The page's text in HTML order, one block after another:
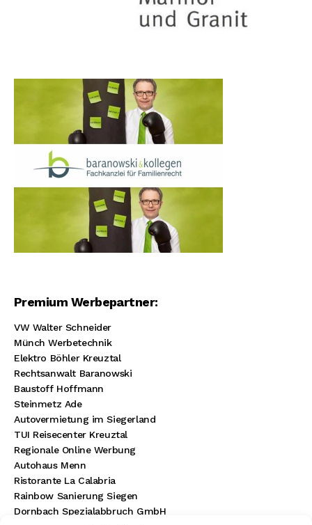
Premium Werbepartner:
VW Walter Schneider
Münch Werbetechnik
Elektro Böhler Kreuztal
Rechtsanwalt Baranowski
Baustoff Hoffmann
Steinmetz Ade
Autovermietung im Siegerland
TUI Reisecenter Kreuztal
Regionale Online Werbung
Autohaus Menn
Ristorante La Calabria
Rainbow Sanierung Siegen
Dornbach Spezialabbruch GmbH